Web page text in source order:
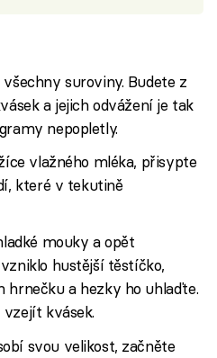
suroviny. Budete z
a jejich odvážení je tak
nepopletly.
vlažného mléka, přisypte
které v tekutině
mouky a opět
hustější těstíčko,
hrnečku a hezky ho uhlaďte.
kvásek.
svou velikost, začněte